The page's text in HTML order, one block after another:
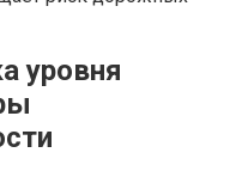
уровня